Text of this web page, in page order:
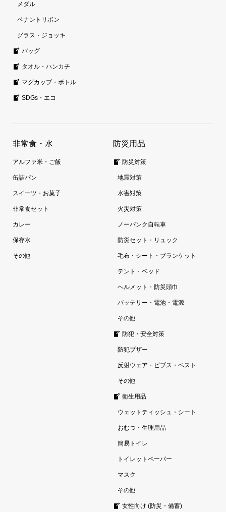
メダル
ペナントリボン
グラス・ジョッキ
バッグ
タオル・ハンカチ
マグカップ・ボトル
SDGs・エコ
非常食・水
アルファ米・ご飯
缶詰パン
スイーツ・お菓子
非常食セット
カレー
保存水
その他
防災用品
防災対策
地震対策
水害対策
火災対策
ノーパンク自転車
防災セット・リュック
毛布・シート・ブランケット
テント・ベッド
ヘルメット・防災頭巾
バッテリー・電池・電源
その他
防犯・安全対策
防犯ブザー
反射ウェア・ビブス・ベスト
その他
衛生用品
ウェットティッシュ・シート
おむつ・生理用品
簡易トイレ
トイレットペーパー
マスク
その他
女性向け (防災・備蓄)